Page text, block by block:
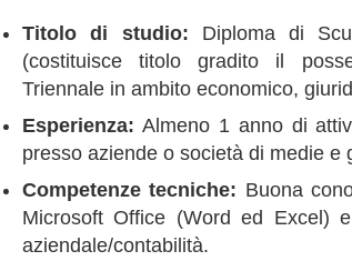
Titolo di studio: Diploma di
(costituisce titolo gradito il
Triennale in ambito economico,
Esperienza: Almeno 1 anno di
presso aziende o società di medie e
Competenze tecniche: Buona
Microsoft Office (Word ed Excel)
aziendale/contabilità.